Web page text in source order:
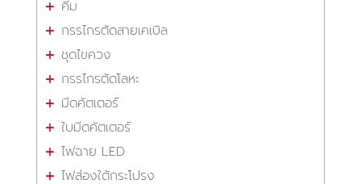
คีม
กรรไกรตัดสายเคเบิล
ชุดไขควง
กรรไกรตัดโลหะ
มีดคัตเตอร์
ใบมีดคัตเตอร์
ไฟฉาย LED
ไฟส่องใต้กระโปรง